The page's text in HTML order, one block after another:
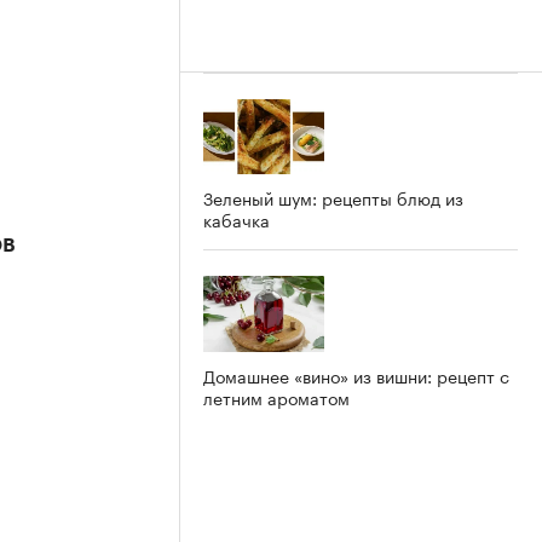
Зеленый шум: рецепты блюд из
кабачка
Домашнее «вино» из вишни: рецепт с
летним ароматом